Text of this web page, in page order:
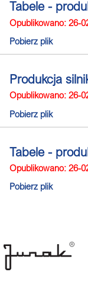
Tabele -
Opublikowano: 26-
Pobierz plik
Produkcja
Opublikowano: 26-
Pobierz plik
Tabele -
Opublikowano: 26-
Pobierz plik